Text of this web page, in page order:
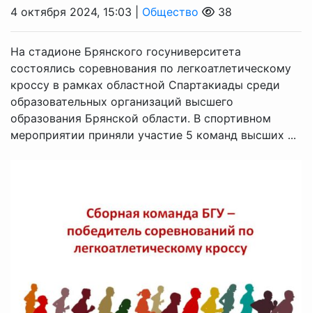
4 октября 2024, 15:03 | Общество 38
На стадионе Брянского госуниверситета
состоялись соревнования по легкоатлетическому
кроссу в рамках областной Спартакиады среди
образовательных организаций высшего
образования Брянской области. В спортивном
мероприятии приняли участие 5 команд высших ...